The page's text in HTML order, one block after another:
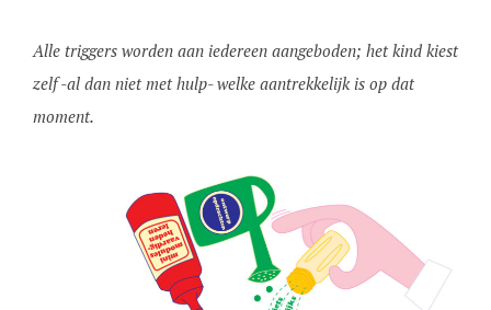
Alle triggers worden aan iedereen aangeboden; het kind kiest
zelf -al dan niet met hulp- welke aantrekkelijk is op dat
moment.